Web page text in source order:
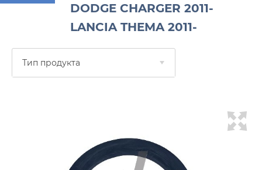
DODGE CHARGER 2011-
LANCIA THEMA 2011-
Тип продукта